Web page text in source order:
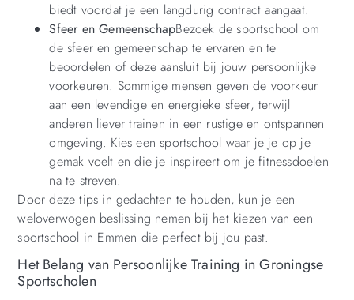
biedt voordat je een langdurig contract aangaat.
Sfeer en GemeenschapBezoek de sportschool om
de sfeer en gemeenschap te ervaren en te
beoordelen of deze aansluit bij jouw persoonlijke
voorkeuren. Sommige mensen geven de voorkeur
aan een levendige en energieke sfeer, terwijl
anderen liever trainen in een rustige en ontspannen
omgeving. Kies een sportschool waar je je op je
gemak voelt en die je inspireert om je fitnessdoelen
na te streven.
Door deze tips in gedachten te houden, kun je een
weloverwogen beslissing nemen bij het kiezen van een
sportschool in Emmen die perfect bij jou past.
Het Belang van Persoonlijke Training in Groningse
Sportscholen